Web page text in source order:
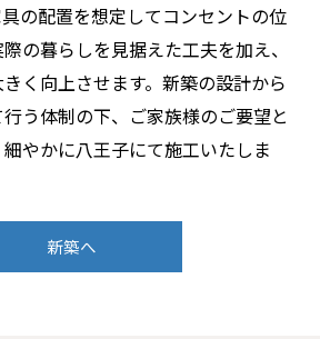
の配置を想定してコンセントの位
の暮らしを見据えた工夫を加え、
く向上させます。新築の設計から
う体制の下、ご家族様のご要望と
やかに八王子にて施工いたしま
新築へ